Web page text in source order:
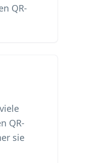
QR-
QR-
sie